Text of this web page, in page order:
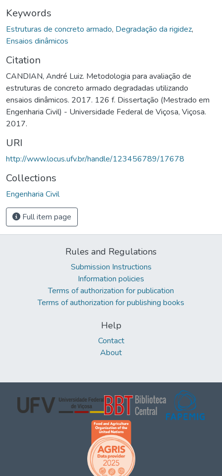
Keywords
Estruturas de concreto armado, Degradação da rigidez,
Ensaios dinâmicos
Citation
CANDIAN, André Luiz. Metodologia para avaliação de
estruturas de concreto armado degradadas utilizando
ensaios dinâmicos. 2017. 126 f. Dissertação (Mestrado em
Engenharia Civil) - Universidade Federal de Viçosa, Viçosa.
2017.
URI
http://www.locus.ufv.br/handle/123456789/17678
Collections
Engenharia Civil
Full item page
Rules and Regulations
Submission Instructions
Information policies
Terms of authorization for publication
Terms of authorization for publishing books
Help
Contact
About